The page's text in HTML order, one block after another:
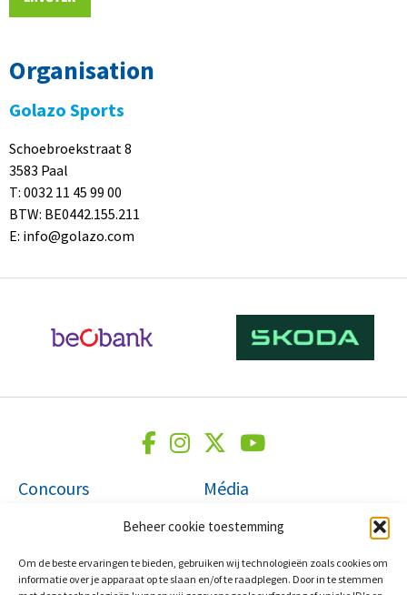
Beheer cookie toestemming
Om de beste ervaringen te bieden, gebruiken wij technologieën zoals cookies om
informatie over je apparaat op te slaan en/of te raadplegen. Door in te stemmen
Organisation
Golazo Sports
Schoebroekstraat 8
3583 Paal
T: 0032 11 45 99 00
BTW: BE0442.155.211
E: info@golazo.com
Concours
VIP & Hospitalité
Palmarès
Média
Nouvelles
Vidéos